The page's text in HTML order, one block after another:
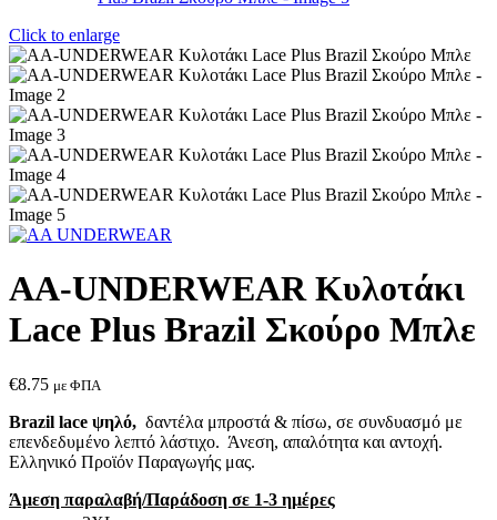
Click to enlarge
AA-UNDERWEAR Κυλοτάκι
Lace Plus Brazil Σκούρο Μπλε
€8.75 με ΦΠΑ
Brazil lace ψηλό, δαντέλα μπροστά & πίσω, σε συνδυασμό με
επενδεδυμένο λεπτό λάστιχο. Άνεση, απαλότητα και αντοχή.
Ελληνικό Προϊόν Παραγωγής μας.
Άμεση παραλαβή/Παράδοση σε 1-3 ημέρες